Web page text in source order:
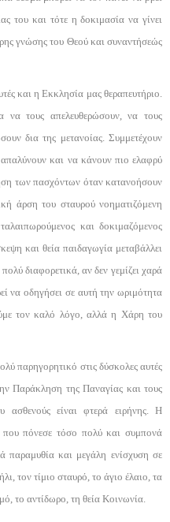
του και τότε η δοκιμασία να γίνει
γνώσης του Θεού και συναντήσεώς
και η Εκκλησία μας θεραπευτήριο.
να τους απελευθερώσουν, να τους
δια της μετανοίας. Συμμετέχουν
και να κάνουν πιο ε­λαφρύ
των πασχόντων όταν κατανοήσουν
άρση του σταυρού νοηματιζόμενη
και δοκιμαζόμενος
και θεία παιδαγωγία με­ταβάλλει
διαφορετικά, αν δεν γεμίζει χαρά
να οδηγήσει σε αυτή την ωριμότητα
τον καλό λόγο, αλλά η Χάρη του
πα­ρηγορητικό στις δύσκολες αυτές
Παράκληση της Παναγίας και τους
α­σθενούς είναι φτερά ειρήνης. Η
πόνεσε τόσο πολύ και συ­μπονά
πα­ραμυθία και μεγάλη ενίσχυση σε
τον τίμιο σταυρό, το άγιο έλαιο, τα
το αντίδωρο, τη θεία Κοινωνία.